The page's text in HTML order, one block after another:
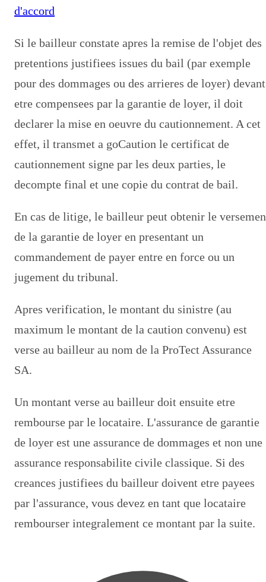
d'accord
Si le bailleur constate apres la remise de l'objet des
pretentions justifiees issues du bail (par exemple
pour des dommages ou des arrieres de loyer) devant
etre compensees par la garantie de loyer, il doit
declarer la mise en oeuvre du cautionnement. A cet
effet, il transmet a goCaution le certificat de
cautionnement signe par les deux parties, le
decompte final et une copie du contrat de bail.
En cas de litige, le bailleur peut obtenir le
de la garantie de loyer en presentant un
commandement de payer entre en force ou un
jugement du tribunal.
Apres verification, le montant du sinistre (au
maximum le montant de la caution convenu) est
verse au bailleur au nom de la ProTect Assurance
SA.
Un montant verse au bailleur doit ensuite etre
rembourse par le locataire. L'assurance de garantie
de loyer est une assurance de dommages et non une
assurance responsabilite civile classique. Si des
creances justifiees du bailleur doivent etre payees
par l'assurance, vous devez en tant que locataire
rembourser integralement ce montant par la suite.